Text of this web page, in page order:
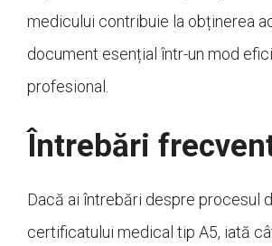
medicului contribuie la obținerea
document esențial într-un mod
profesional.
Întrebări
Dacă ai întrebări despre procesul
certificatului medical tip A5, iată